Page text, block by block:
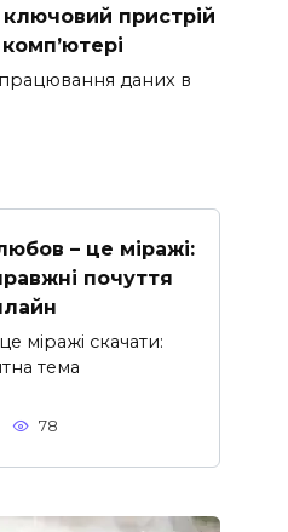
пристрій
даних в
– це міражі:
почуття
міражі скачати:
тема
78